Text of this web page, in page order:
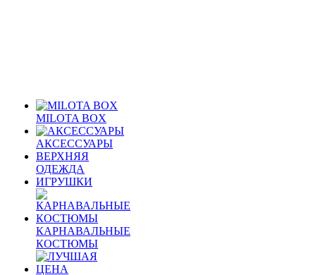
MILOTA BOX
АКСЕССУАРЫ
ВЕРХНЯЯ
ОДЕЖДА
ИГРУШКИ
КАРНАВАЛЬНЫЕ
КОСТЮМЫ